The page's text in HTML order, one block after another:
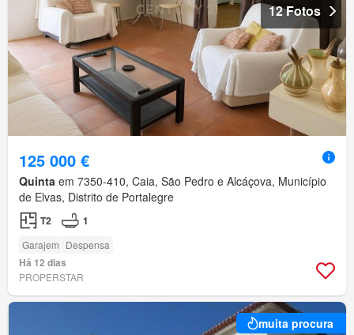
12 Fotos
125 000 €
Quinta em 7350-410, Caia, São Pedro e Alcáçova, Município
de Elvas, Distrito de Portalegre
T2 1
Garajem Despensa
Há 12 dias
PROPERSTAR
muita procura